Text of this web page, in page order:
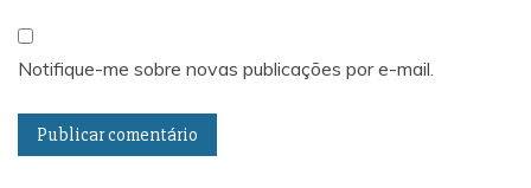
Notifique-me sobre novas publicações por e-mail.